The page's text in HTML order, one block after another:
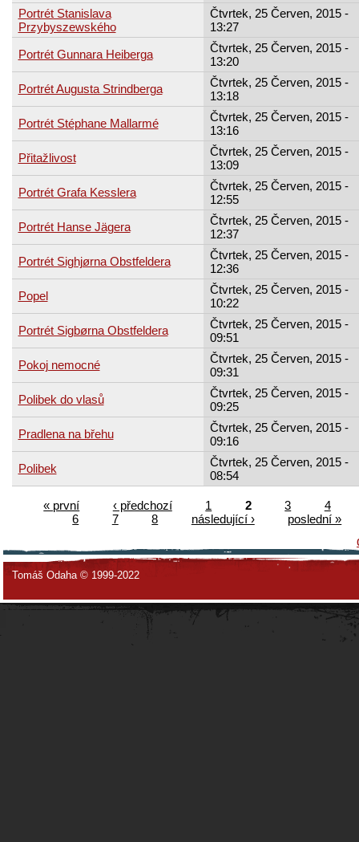
Portrét Stanislava
Przybyszewského
Čtvrtek, 25 Červen, 2015 -
13:27
Portrét Gunnara Heiberga
Čtvrtek, 25 Červen, 2015 -
13:20
Portrét Augusta Strindberga
Čtvrtek, 25 Červen, 2015 -
13:18
Portrét Stéphane Mallarmé
Čtvrtek, 25 Červen, 2015 -
13:16
Přitažlivost
Čtvrtek, 25 Červen, 2015 -
13:09
Portrét Grafa Kesslera
Čtvrtek, 25 Červen, 2015 -
12:55
Portrét Hanse Jägera
Čtvrtek, 25 Červen, 2015 -
12:37
Portrét Sighjørna Obstfeldera
Čtvrtek, 25 Červen, 2015 -
12:36
Popel
Čtvrtek, 25 Červen, 2015 -
10:22
Portrét Sigbørna Obstfeldera
Čtvrtek, 25 Červen, 2015 -
09:51
Pokoj nemocné
Čtvrtek, 25 Červen, 2015 -
09:31
Polibek do vlasů
Čtvrtek, 25 Červen, 2015 -
09:25
Pradlena na břehu
Čtvrtek, 25 Červen, 2015 -
09:16
Polibek
Čtvrtek, 25 Červen, 2015 -
08:54
« první ‹ předchozí 1 2 3
4
6
7 8 následující ›
poslední »
Tomáš Odaha © 1999-2022